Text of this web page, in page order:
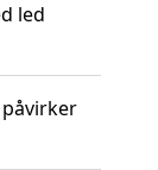
led